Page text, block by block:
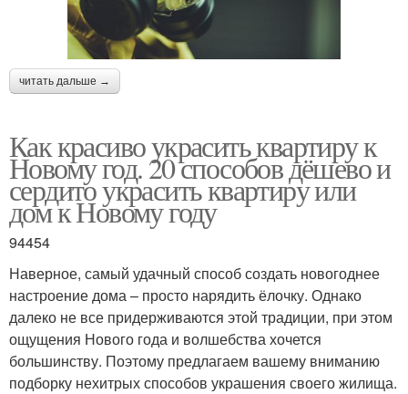
читать дальше →
Как красиво украсить квартиру к
Новому год. 20 способов дёшево и
сердито украсить квартиру или
дом к Новому году
94454
Наверное, самый удачный способ создать новогоднее
настроение дома – просто нарядить ёлочку. Однако
далеко не все придерживаются этой традиции, при этом
ощущения Нового года и волшебства хочется
большинству. Поэтому предлагаем вашему вниманию
подборку нехитрых способов украшения своего жилища.